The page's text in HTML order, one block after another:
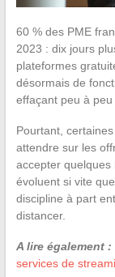
60 % des PME
2023 : dix jours
plateformes
désormais de
effaçant peu à
Pourtant,
attendre sur les
accepter quelques
évoluent si vite
discipline à part
distancer.
A lire également :
services de